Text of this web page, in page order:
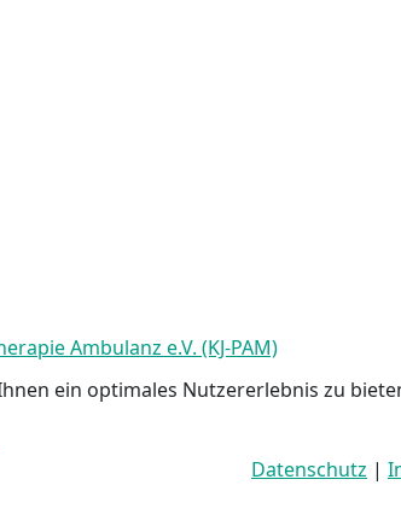
Ambulanz e.V. (KJ-PAM)
ein optimales Nutzererlebnis zu
Datenschutz |